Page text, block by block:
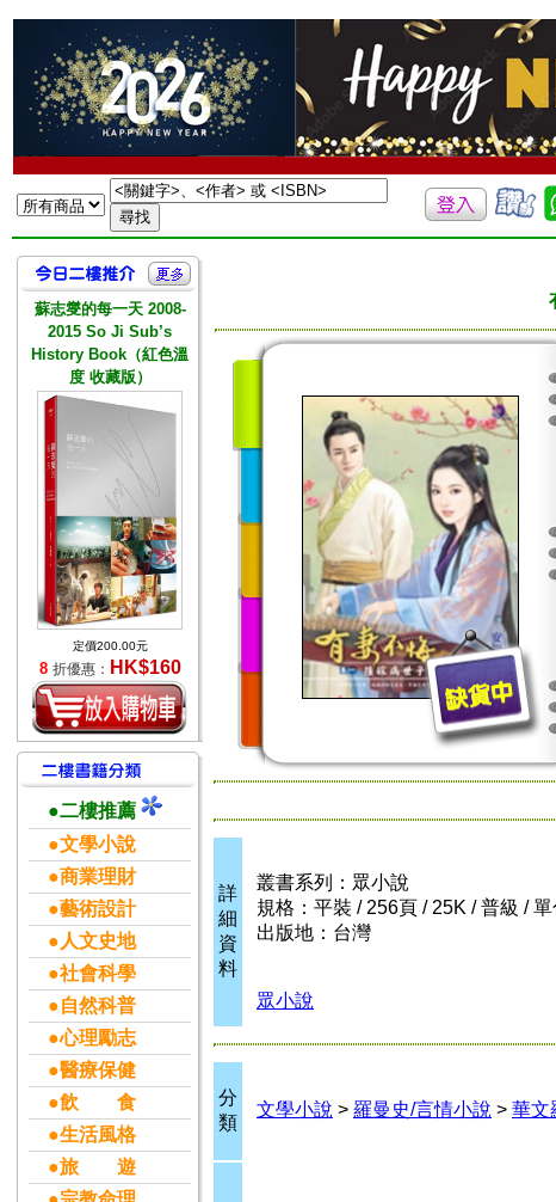
蘇志燮的每一天 2008-
2015 So Ji Sub’s
History Book（紅色溫
度 收藏版）
定價200.00元
8 折優惠： HK$160
●二樓推薦
●文學小說
●商業理財
●藝術設計
●人文史地
●社會科學
●自然科普
●心理勵志
●醫療保健
●飲 食
●生活風格
●旅 遊
詳
細
資
料
叢書系列：眾小說
規格：平裝 / 256頁 / 25K / 普級 /
出版地：台灣
眾小說
分
類
文學小說 > 羅曼史/言情小說 > 華文